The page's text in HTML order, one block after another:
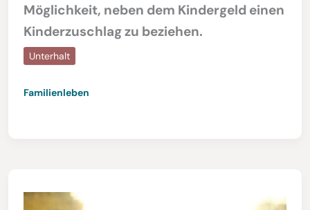
Möglichkeit, neben dem Kindergeld einen
Kinderzuschlag zu beziehen.
Unterhalt
Familienleben